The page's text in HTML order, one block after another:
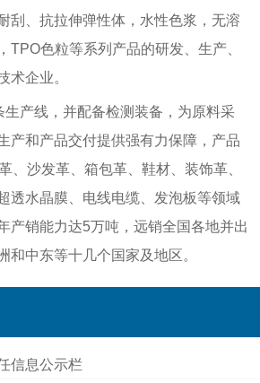
刮、抗拉伸弹性体，水性色浆，无溶
TPO色粒等系列产品的研发、生产、
术企业。
产线，并配备检测装备，为原料采
产和产品交付提供强有力保障，产品
、沙发革、箱包革、鞋材、装饰革、
透水晶膜、电线电缆、发泡板等领域
产销能力达5万吨，远销全国各地并出
和中东等十几个国家及地区。
信息公示栏